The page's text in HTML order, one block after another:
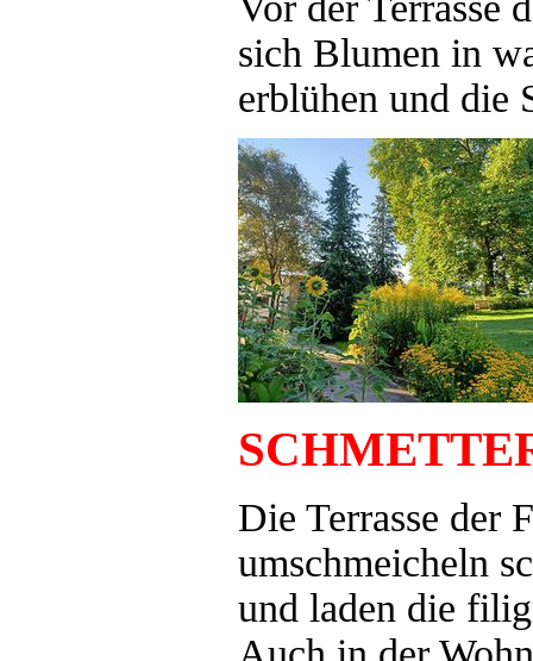
sich Blumen in
erblühen und die
Die Terrasse der
umschmeicheln
und laden die